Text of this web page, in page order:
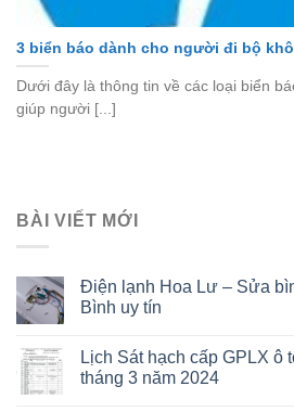
3 biển báo dành cho người đi bộ
Dưới đây là thông tin về các loại biển
giúp người [...]
BÀI VIẾT MỚI
Điện lạnh Hoa Lư – Sửa
Bình uy tín
Lịch Sát hạch cấp GPLX ô
tháng 3 năm 2024